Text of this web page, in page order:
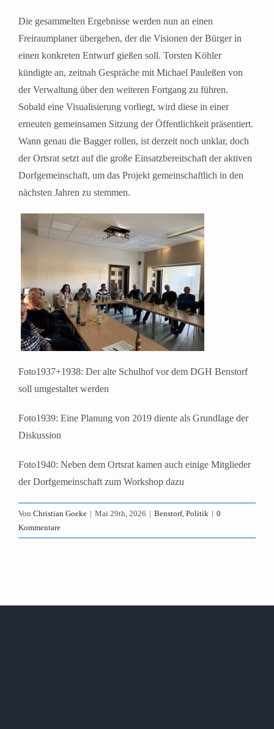
Die gesammelten Ergebnisse werden nun an einen
Freiraumplaner übergeben, der die Visionen der Bürger in
einen konkreten Entwurf gießen soll. Torsten Köhler
kündigte an, zeitnah Gespräche mit Michael Pauleßen von
der Verwaltung über den weiteren Fortgang zu führen.
Sobald eine Visualisierung vorliegt, wird diese in einer
erneuten gemeinsamen Sitzung der Öffentlichkeit präsentiert.
Wann genau die Bagger rollen, ist derzeit noch unklar, doch
der Ortsrat setzt auf die große Einsatzbereitschaft der aktiven
Dorfgemeinschaft, um das Projekt gemeinschaftlich in den
nächsten Jahren zu stemmen.
Foto1937+1938: Der alte Schulhof vor dem DGH Benstorf
soll umgestaltet werden
Foto1939: Eine Planung von 2019 diente als Grundlage der
Diskussion
Foto1940: Neben dem Ortsrat kamen auch einige Mitglieder
der Dorfgemeinschaft zum Workshop dazu
Von Christian Goeke | Mai 29th, 2026 | Benstorf, Politik | 0
Kommentare